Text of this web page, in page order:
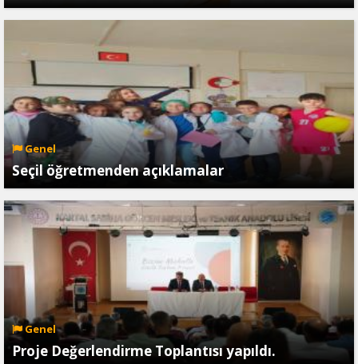
Genel
Seçil öğretmenden açıklamalar
Genel
Proje Değerlendirme Toplantısı yapıldı.